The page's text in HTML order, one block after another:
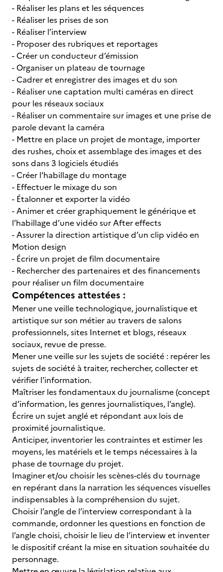
- Réaliser les plans et les séquences
- Réaliser les prises de son
- Réaliser l’interview
- Proposer des rubriques et reportages
- Créer un conducteur d’émission
- Organiser un plateau de tournage
- Cadrer et enregistrer des images et du son
- Réaliser une captation multi caméras en direct
pour les réseaux sociaux
- Réaliser un commentaire sur images et une prise de
parole devant la caméra
- Mettre en place un projet de montage, importer
des rushes, choix et assemblage des images et des
sons dans 3 logiciels étudiés
- Créer l’habillage du montage
- Effectuer le mixage du son
- Étalonner et exporter la vidéo
- Animer et créer graphiquement le générique et
l’habillage d’une vidéo sur After effects
- Assurer la direction artistique d’un clip vidéo en
Motion design
- Écrire un projet de film documentaire
- Rechercher des partenaires et des financements
pour réaliser un film documentaire
Compétences attestées :
Mener une veille technologique, journalistique et
artistique sur son métier au travers de salons
professionnels, sites Internet et blogs, réseaux
sociaux, revue de presse.
Mener une veille sur les sujets de société : repérer les
sujets de société à traiter, rechercher, collecter et
vérifier l'information.
Maîtriser les fondamentaux du journalisme (concept
d’information, les genres journalistiques, l’angle).
Écrire un sujet anglé et répondant aux lois de
proximité journalistique.
Anticiper, inventorier les contraintes et estimer les
moyens, les matériels et le temps nécessaires à la
phase de tournage du projet.
Imaginer et/ou choisir les scènes-clés du tournage
en repérant dans la narration les séquences visuelles
indispensables à la compréhension du sujet.
Choisir l’angle de l’interview correspondant à la
commande, ordonner les questions en fonction de
l’angle choisi, choisir le lieu de l’interview et inventer
le dispositif créant la mise en situation souhaitée du
personnage.